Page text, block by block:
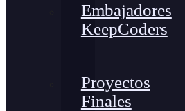
Embajadores
KeepCoders
Proyectos
Finales